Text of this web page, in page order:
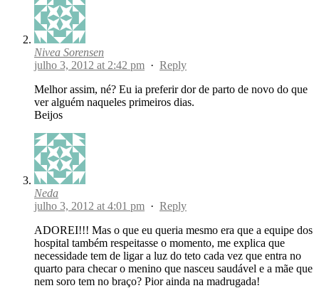
Nivea Sorensen
julho 3, 2012 at 2:42 pm · Reply
Melhor assim, né? Eu ia preferir dor de parto de novo do que
ver alguém naqueles primeiros dias.
Beijos
Neda
julho 3, 2012 at 4:01 pm · Reply
ADOREI!!! Mas o que eu queria mesmo era que a equipe dos
hospital também respeitasse o momento, me explica que
necessidade tem de ligar a luz do teto cada vez que entra no
quarto para checar o menino que nasceu saudável e a mãe que
nem soro tem no braço? Pior ainda na madrugada!